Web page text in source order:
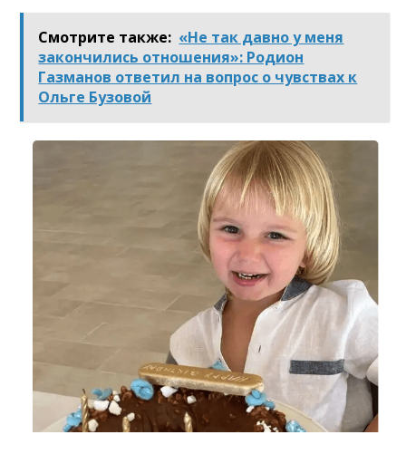
Смотрите также: «Не так давно у меня
закончились отношения»: Родион
Газманов ответил на вопрос о чувствах к
Ольге Бузовой